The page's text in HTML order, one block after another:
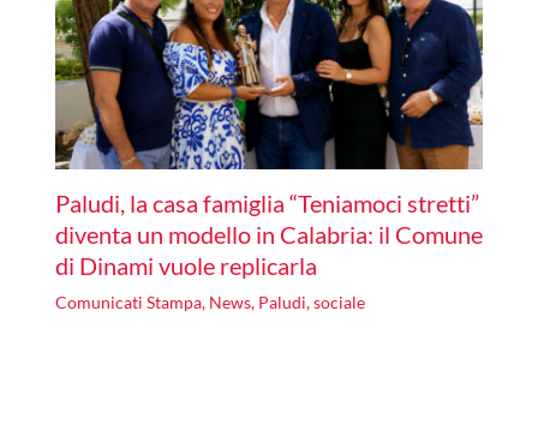
Paludi, la casa famiglia “Teniamoci stretti”
diventa un modello in Calabria: il Comune
di Dinami vuole replicarla
Comunicati Stampa, News, Paludi,sociale